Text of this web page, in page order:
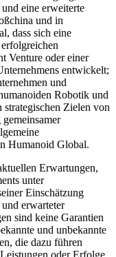
eine erweiterte
und in
dass sich eine
Venture oder einer
entwickelt;
und
Robotik und
Zielen von
Humanoid Global.
Erwartungen,
unter
Einschätzung
erwarteter
sind keine Garantien
und unbekannte
die dazu führen
oder Erfolge